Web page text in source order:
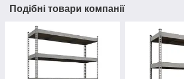
Подібні товари компанії